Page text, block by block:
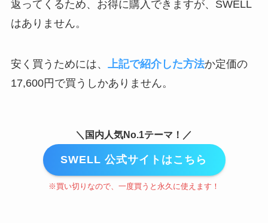
返ってくるため、お得に購入できますが、SWELL
はありません。
安く買うためには、 上記で紹介した方法か定価の
17,600円で買うしかありません。
＼国内人気No.1テーマ！／
SWELL 公式サイトはこちら
※買い切りなので、一度買うと永久に使えます！